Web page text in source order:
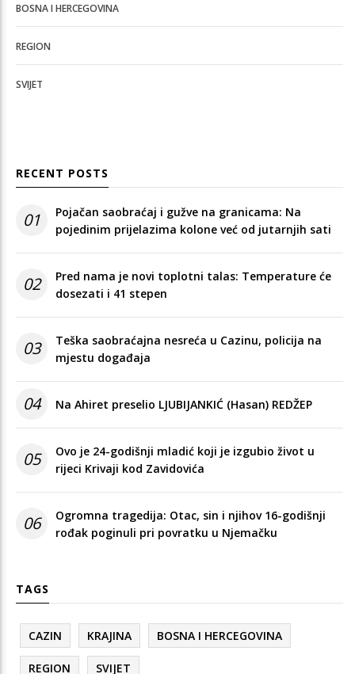
BOSNA I HERCEGOVINA
REGION
SVIJET
RECENT POSTS
01
Pojačan saobraćaj i gužve na granicama: Na
pojedinim prijelazima kolone već od jutarnjih sati
02
Pred nama je novi toplotni talas: Temperature će
dosezati i 41 stepen
03
Teška saobraćajna nesreća u Cazinu, policija na
mjestu događaja
04 Na Ahiret preselio LJUBIJANKIĆ (Hasan) REDŽEP
05
Ovo je 24-godišnji mladić koji je izgubio život u
rijeci Krivaji kod Zavidovića
06
Ogromna tragedija: Otac, sin i njihov 16-godišnji
rođak poginuli pri povratku u Njemačku
TAGS
CAZIN KRAJINA BOSNA I HERCEGOVINA
REGION SVIJET